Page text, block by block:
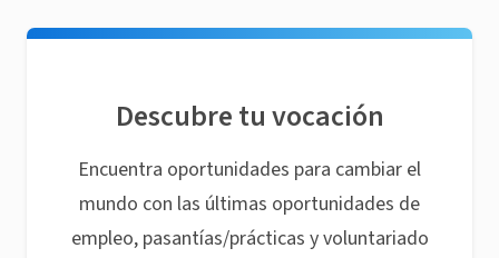
Descubre tu vocación
Encuentra oportunidades para cambiar el
mundo con las últimas oportunidades de
empleo, pasantías/prácticas y voluntariado